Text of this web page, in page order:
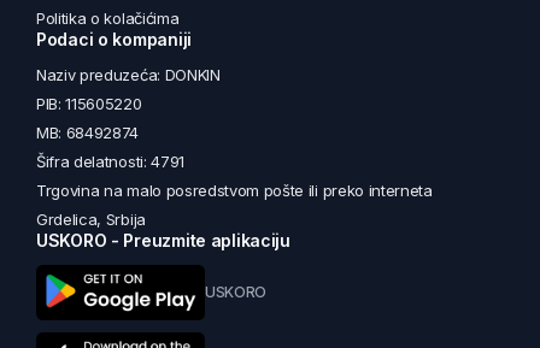
Politika o kolačićima
Podaci o kompaniji
Naziv preduzeća: DONKIN
PIB: 115605220
MB: 68492874
Šifra delatnosti: 4791
Trgovina na malo posredstvom pošte ili preko interneta
Grdelica, Srbija
USKORO - Preuzmite aplikaciju
USKORO